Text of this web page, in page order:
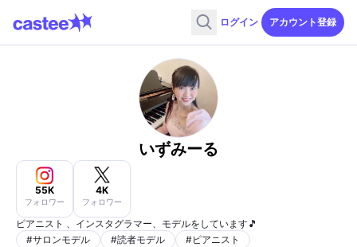
ログイン アカウント登録
いずみーる
55K
フォロワー
4K
フォロワー
ピアニスト 、インスタグラマー、モデルをしています🎵
#サロンモデル #読者モデル #ピアニスト